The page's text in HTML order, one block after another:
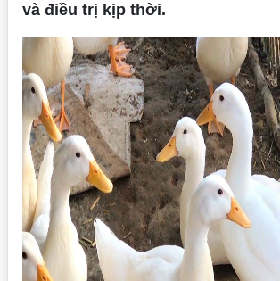
và điều trị kịp thời.